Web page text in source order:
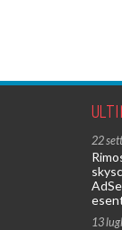
22
13